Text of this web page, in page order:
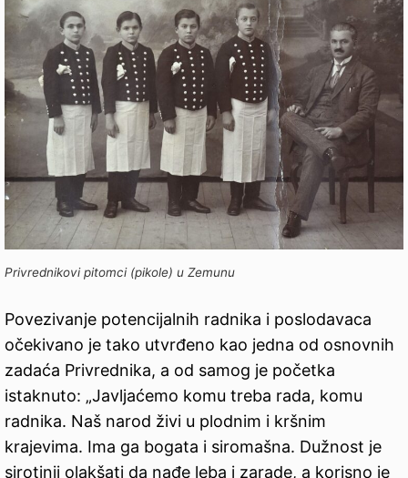
Privrednikovi pitomci (pikole) u Zemunu
Povezivanje potencijalnih radnika i poslodavaca
očekivano je tako utvrđeno kao jedna od osnovnih
zadaća Privrednika, a od samog je početka
istaknuto: „Javljaćemo komu treba rada, komu
radnika. Naš narod živi u plodnim i kršnim
krajevima. Ima ga bogata i siromašna. Dužnost je
sirotinji olakšati da nađe leba i zarade, a korisno je